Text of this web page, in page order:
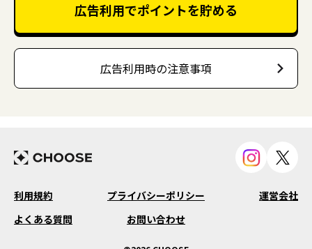
広告利用でポイントを貯める
広告利用時の注意事項
利用規約 プライバシーポリシー
運営会社
よくある質問
お問い合わせ